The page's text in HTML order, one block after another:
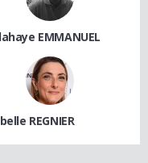
EMMANUEL
REGNIER